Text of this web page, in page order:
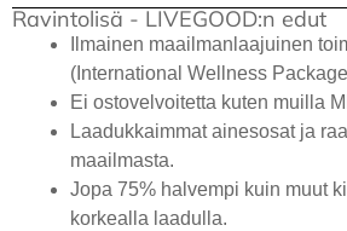
Ravintolisä - LIVEGOOD:n edut
Ilmainen maailmanlaajuinen
(International Wellness
Ei ostovelvoitetta kuten muilla
Laadukkaimmat ainesosat ja
maailmasta.
Jopa 75% halvempi kuin muut
korkealla laadulla.